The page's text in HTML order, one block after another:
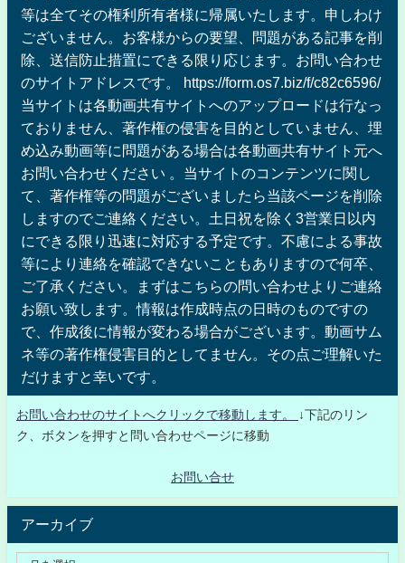
等は全てその権利所有者様に帰属いたします。申しわけ
ございません。お客様からの要望、問題がある記事を削
除、送信防止措置にできる限り応じます。お問い合わせ
のサイトアドレスです。 https://form.os7.biz/f/c82c6596/
当サイトは各動画共有サイトへのアップロードは行なっ
ておりません、著作権の侵害を目的としていません、埋
め込み動画等に問題がある場合は各動画共有サイト元へ
お問い合わせください 。当サイトのコンテンツに関し
て、著作権等の問題がございましたら当該ページを削除
しますのでご連絡ください。土日祝を除く3営業日以内
にできる限り迅速に対応する予定です。不慮による事故
等により連絡を確認できないこともありますので何卒、
ご了承ください。まずはこちらの問い合わせよりご連絡
お願い致します。情報は作成時点の日時のものですの
で、作成後に情報が変わる場合がございます。動画サム
ネ等の著作権侵害目的としてません。その点ご理解いた
だけますと幸いです。
お問い合わせのサイトへクリックで移動します。
↓下記のリン
ク、ボタンを押すと問い合わせページに移動
お問い合せ
アーカイブ